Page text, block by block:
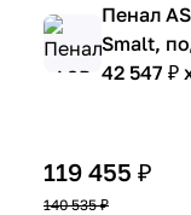
Пенал
Smalt,
42 547 ₽
119 455 ₽
140 535 ₽